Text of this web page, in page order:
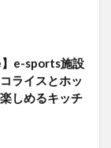
】e-sports施設
ライスとホッ
しめるキッチ